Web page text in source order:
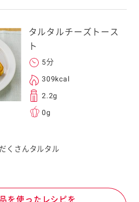
タルタルチーズトース
ト
5分
309kcal
2.2g
0g
くさんタルタル
を使ったレシピを